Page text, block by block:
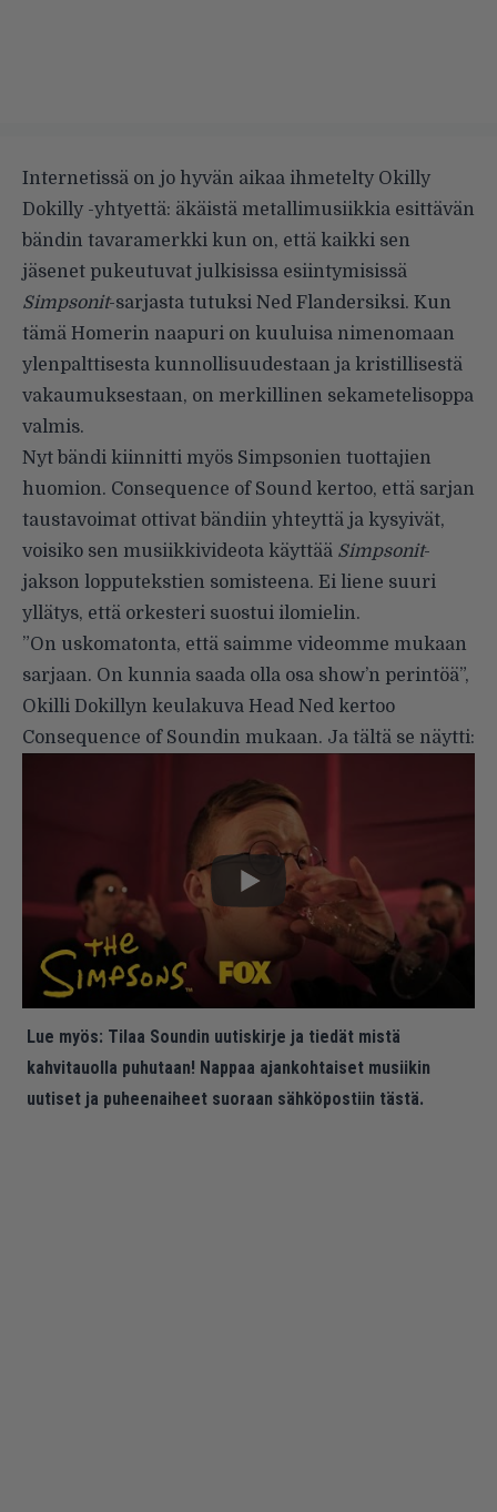
Internetissä on jo hyvän aikaa ihmetelty Okilly
Dokilly -yhtyettä: äkäistä metallimusiikkia esittävän
bändin tavaramerkki kun on, että kaikki sen
jäsenet pukeutuvat julkisissa esiintymisissä
Simpsonit-sarjasta tutuksi Ned Flandersiksi. Kun
tämä Homerin naapuri on kuuluisa nimenomaan
ylenpalttisesta kunnollisuudestaan ja kristillisestä
vakaumuksestaan, on merkillinen sekametelisoppa
valmis.
Nyt bändi kiinnitti myös Simpsonien tuottajien
huomion. Consequence of Sound kertoo, että sarjan
taustavoimat ottivat bändiin yhteyttä ja kysyivät,
voisiko sen musiikkivideota käyttää Simpsonit-
jakson lopputekstien somisteena. Ei liene suuri
yllätys, että orkesteri suostui ilomielin.
”On uskomatonta, että saimme videomme mukaan
sarjaan. On kunnia saada olla osa show’n perintöä”,
Okilli Dokillyn keulakuva Head Ned kertoo
Consequence of Soundin mukaan. Ja tältä se näytti:
Lue myös: Tilaa Soundin uutiskirje ja tiedät mistä
kahvitauolla puhutaan! Nappaa ajankohtaiset musiikin
uutiset ja puheenaiheet suoraan sähköpostiin tästä.